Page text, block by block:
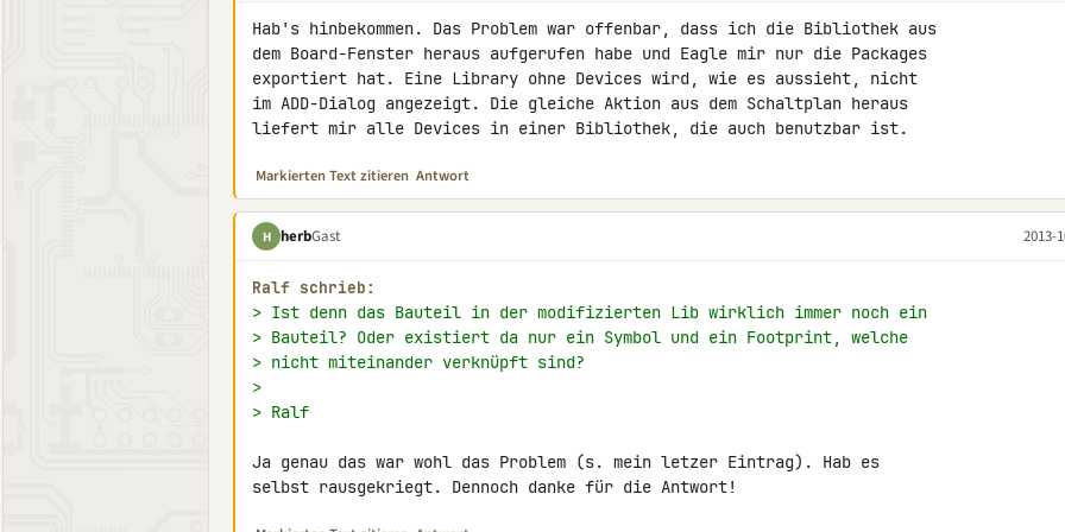
Hab's hinbekommen. Das Problem war offenbar, dass ich die Bibliothek aus
dem Board-Fenster heraus aufgerufen habe und Eagle mir nur die Packages
exportiert hat. Eine Library ohne Devices wird, wie es aussieht, nicht
im ADD-Dialog angezeigt. Die gleiche Aktion aus dem Schaltplan heraus
liefert mir alle Devices in einer Bibliothek, die auch benutzbar ist.
Markierten Text zitieren Antwort
H herbGast 2013-
Ralf schrieb:
> Ist denn das Bauteil in der modifizierten Lib wirklich immer noch ein
> Bauteil? Oder existiert da nur ein Symbol und ein Footprint, welche
> nicht miteinander verknüpft sind?
>
> Ralf
Ja genau das war wohl das Problem (s. mein letzer Eintrag). Hab es
selbst rausgekriegt. Dennoch danke für die Antwort!